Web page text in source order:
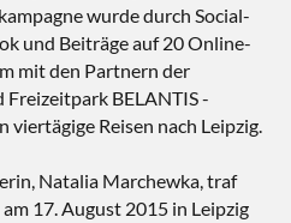
wurde durch Social-
und Beiträge auf 20 Online-
mit den Partnern der
Freizeitpark BELANTIS -
viertägige Reisen nach Leipzig.
Natalia Marchewka, traf
17. August 2015 in Leipzig